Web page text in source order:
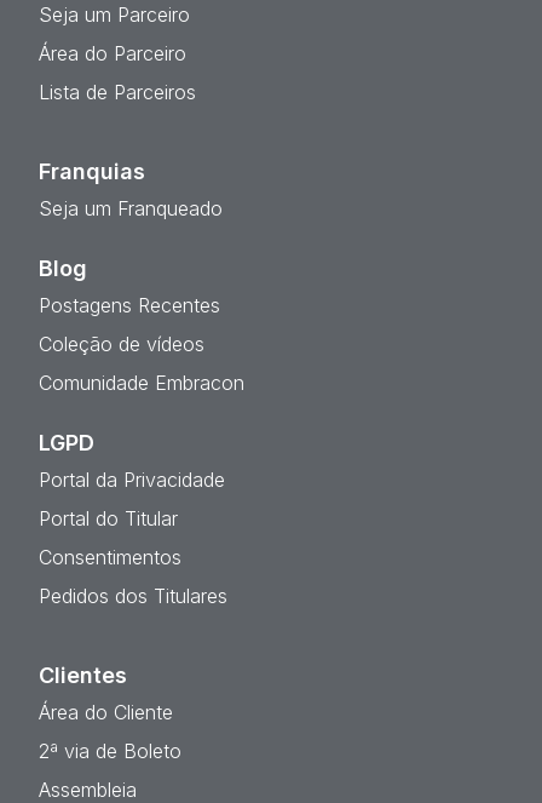
Seja um Parceiro
Área do Parceiro
Lista de Parceiros
Franquias
Seja um Franqueado
Blog
Postagens Recentes
Coleção de vídeos
Comunidade Embracon
LGPD
Portal da Privacidade
Portal do Titular
Consentimentos
Pedidos dos Titulares
Clientes
Área do Cliente
2ª via de Boleto
Assembleia